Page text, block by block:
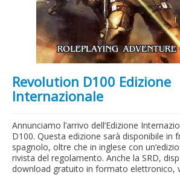
Revolution D100 Edizione
Internazionale
Annunciamo l’arrivo dell’Edizione
D100. Questa edizione sarà disponibile in
spagnolo, oltre che in inglese con
rivista del regolamento. Anche la SRD,
download gratuito in formato elettronico,